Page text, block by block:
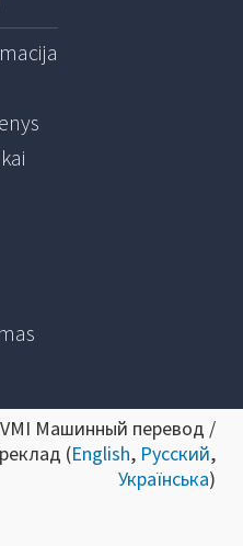
Машинный перевод /
(English, Русский,
Українська)